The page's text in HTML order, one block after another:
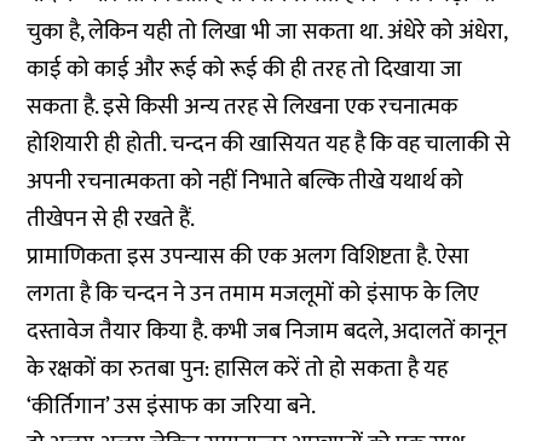
चुका है, लेकिन यही तो लिखा भी जा सकता था. अंधेरे को अंधेरा,
काई को काई और रूई को रूई की ही तरह तो दिखाया जा
सकता है. इसे किसी अन्य तरह से लिखना एक रचनात्मक
होशियारी ही होती. चन्दन की खासियत यह है कि वह चालाकी से
अपनी रचनात्मकता को नहीं निभाते बल्कि तीखे यथार्थ को
तीखेपन से ही रखते हैं.
प्रामाणिकता इस उपन्यास की एक अलग विशिष्टता है. ऐसा
लगता है कि चन्दन ने उन तमाम मजलूमों को इंसाफ के लिए
दस्तावेज तैयार किया है. कभी जब निजाम बदले, अदालतें कानून
के रक्षकों का रुतबा पुन: हासिल करें तो हो सकता है यह
‘कीर्तिगान’ उस इंसाफ का जरिया बने.